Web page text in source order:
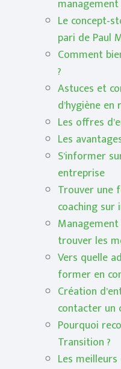
Le concept-
pari de Paul
Comment
?
Astuces et
d’hygiène
Les offres
Les
S’informer
entreprise
Trouver une
coaching
trouver les
Vers quelle
former en
Création
contacter un
Pourquoi
Transition ?
Les